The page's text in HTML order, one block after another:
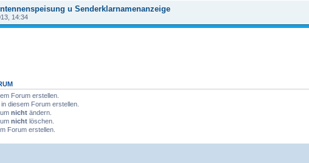
u Senderklarnamenanzeige
14:34
Forum erstellen.
diesem Forum erstellen.
nicht ändern.
nicht löschen.
Forum erstellen.